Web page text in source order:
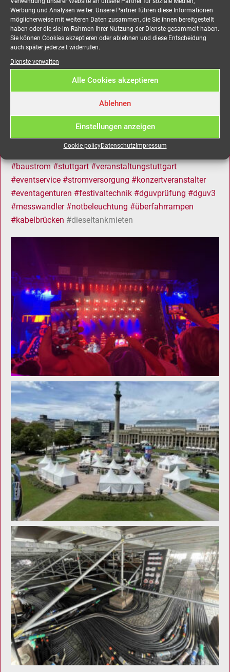
Werbung und Analysen weiter. Unsere Partner führen diese Informationen
möglicherweise mit weiteren Daten zusammen, die Sie ihnen bereitgestellt
haben oder die sie im Rahmen Ihrer Nutzung der Dienste gesammelt haben.
Sie können Cookies akzeptieren oder ablehnen und diese Entscheidung
auch später jederzeit widerrufen.
Dienste verwalten
Alle Cookies akzeptieren
Ablehnen
Einstellungen anzeigen
Cookie policyDatenschutzImpressum
bei der 29. Auflage der jazzopen in der
Schwabenmetropole verbreiteten. Vom 13. bis 23. Juli
2023 präsentierten Künstler auf acht Bühnen mit 53
Konzerten die bunte Vielfalt der Musik – vom feinsten
Jazz über harten Rock bis hin zu gefühlvollem Soul und
Blues.
#veranstaltungstechnik
#aggregatmieten #stromverteiler
#kabelmieten #beleuchtungmieten #eventstuttgart
#baustrom #stuttgart #veranstaltungstuttgart
#eventservice #stromversorgung #konzertveranstalter
#eventagenturen #festivaltechnik #dguvprüfung #dguv3
#messwandler #notbeleuchtung #überfahrrampen
#kabelbrücken #dieseltankmieten